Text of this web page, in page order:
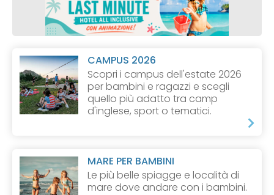
CAMPUS 2026
Scopri i campus dell'estate 2026
per bambini e ragazzi e scegli
quello più adatto tra camp
d'inglese, sport o tematici.
MARE PER BAMBINI
Le più belle spiagge e località di
mare dove andare con i bambini.